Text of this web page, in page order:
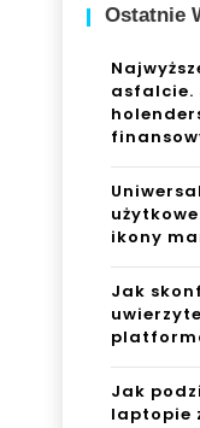
Ostatnie
asfalcie.
ikony
Jak
Jak
laptopie